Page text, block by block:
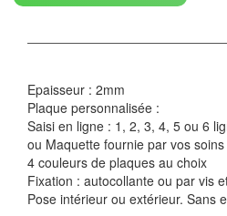
Epaisseur : 2mm
Plaque personnalisée :
Saisi en ligne : 1, 2, 3, 4, 5 ou 6
ou Maquette fournie par vos soins
4 couleurs de plaques au choix
Fixation : autocollante ou par vis
Pose intérieur ou extérieur. Sans